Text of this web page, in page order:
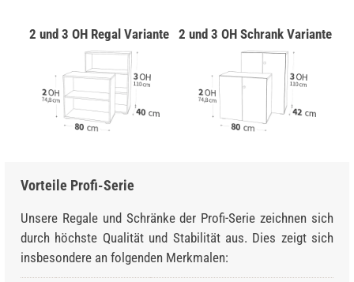
2 und 3 OH Regal Variante 2 und 3 OH Schrank Variante
Vorteile Profi-Serie
Unsere Regale und Schränke der Profi-Serie zeichnen sich
durch höchste Qualität und Stabilität aus. Dies zeigt sich
insbesondere an folgenden Merkmalen: